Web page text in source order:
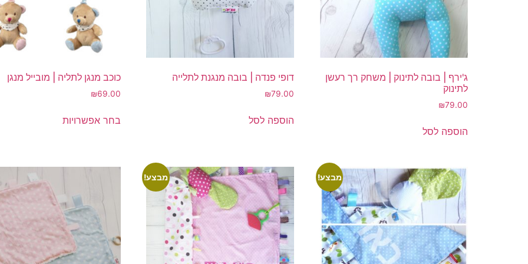
ג'ירף | בובה לתינוק | משחק רך רעשן
לתינוק
₪79.00
הוספה לסל
דופי פנדה | בובה מנגנת לתלייה
₪79.00
הוספה לסל
כוכב מנגן לתליה | מובייל מנגן
₪69.00
בחר אפשרויותזה
סוגים.
לבחור
את
האפשרויות
בעמוד
המוצר
מבצע! מבצע!